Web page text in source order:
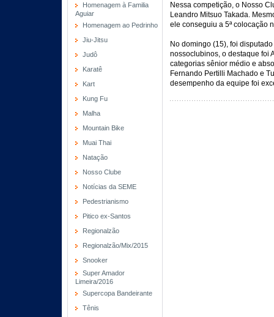
Homenagem à Familia
Aguiar
Homenagem ao Pedrinho
Jiu-Jitsu
Judô
Karatê
Kart
Kung Fu
Malha
Mountain Bike
Muai Thai
Natação
Nosso Clube
Notícias da SEME
Pedestrianismo
Pitico ex-Santos
Regionalzão
Regionalzão/Mix/2015
Snooker
Super Amador
Limeira/2016
Supercopa Bandeirante
Tênis
Nessa competição, o Nosso
Leandro Mitsuo Takada.
ele conseguiu a 5ª colocação
No domingo (15), foi
nossoclubinos, o destaque foi
categorias sênior médio e
Fernando Pertilli Machado e
desempenho da equipe foi